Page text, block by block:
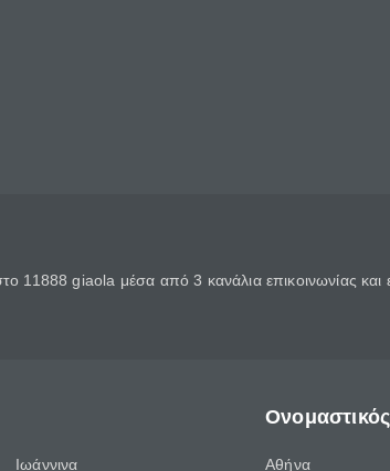
11888 giaola μέσα από 3 κανάλια επικοινωνίας
Ιωάννινα
Αθήνα